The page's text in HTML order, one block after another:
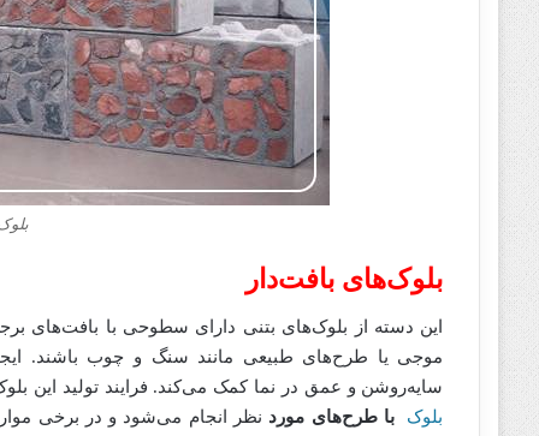
بلوک‌های بافت‌دار
این دسته از بلوک‌های بتنی دارای سطوحی با بافت‌های
موجی یا طرح‌های طبیعی مانند سنگ و چوب باشند.
سایه‌روشن و عمق در نما کمک می‌کند. فرایند تولید این
بلوک
با طرح‌های مورد نظر انجام می‌شود و در برخی